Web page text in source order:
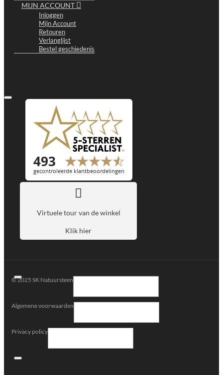
MIJN ACCOUNT
Inloggen
Mijn Account
Retouren
Verlanglijst
Bestel geschiedenis
Virtuele tour van de winkel
Klik hier
© 2025 SK Natuursteen
Algemene voorwaarden
Privacy policy